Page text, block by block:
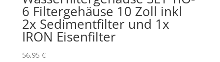
6 Filtergehäuse 10 Zoll inkl
2x Sedimentfilter und 1x
IRON Eisenfilter
56,95 €